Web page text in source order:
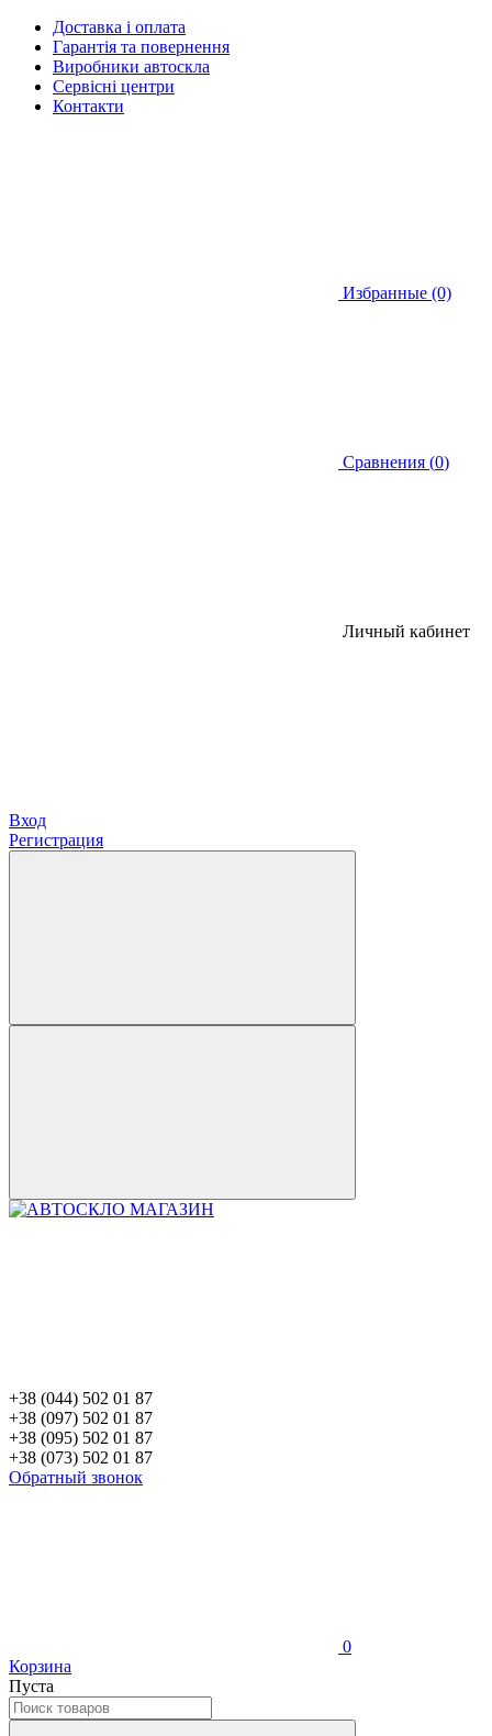
Доставка і оплата
Гарантія та повернення
Виробники автоскла
Сервісні центри
Контакти
Избранные (0)
Сравнения (0)
Личный кабинет
Вход
Регистрация
+38 (044) 502 01 87
+38 (097) 502 01 87
+38 (095) 502 01 87
+38 (073) 502 01 87
Обратный звонок
0
Корзина
Пуста